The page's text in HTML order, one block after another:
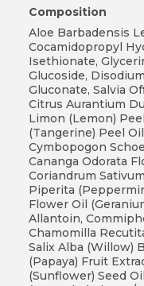
Composition
Aloe Barbadensis
Cocamidopropyl
Isethionate,
Glucoside,
Gluconate, Salvia
Citrus Aurantium
Limon (Lemon)
(Tangerine) Peel
Cymbopogon
Cananga Odorata
Coriandrum
Piperita
Flower Oil
Allantoin,
Chamomilla
Salix Alba (Willow)
(Papaya) Fruit
(Sunflower) Seed